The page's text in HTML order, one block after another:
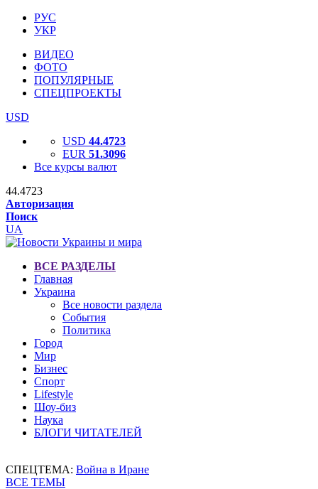
РУС
УКР
ВИДЕО
ФОТО
ПОПУЛЯРНЫЕ
СПЕЦПРОЕКТЫ
USD
USD 44.4723
EUR 51.3096
Все курсы валют
44.4723
Авторизация
Поиск
UA
ВСЕ РАЗДЕЛЫ
Главная
Украина
Все новости раздела
События
Политика
Город
Мир
Бизнес
Спорт
Lifestyle
Шоу-биз
Наука
БЛОГИ ЧИТАТЕЛЕЙ
СПЕЦТЕМА: Война в Иране
ВСЕ ТЕМЫ